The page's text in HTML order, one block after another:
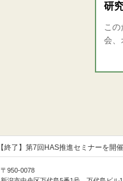
研
こ
会、
【終了】第7回HAS推進セミナーを開
〒950-0078